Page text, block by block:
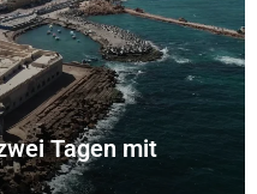
Tagen mit